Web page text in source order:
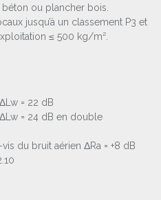
ou plancher bois.
jusqu’à un classement P3 et
≤ 500 kg/m².
= 22 dB
= 24 dB en double
du bruit aérien ΔRa = +8 dB